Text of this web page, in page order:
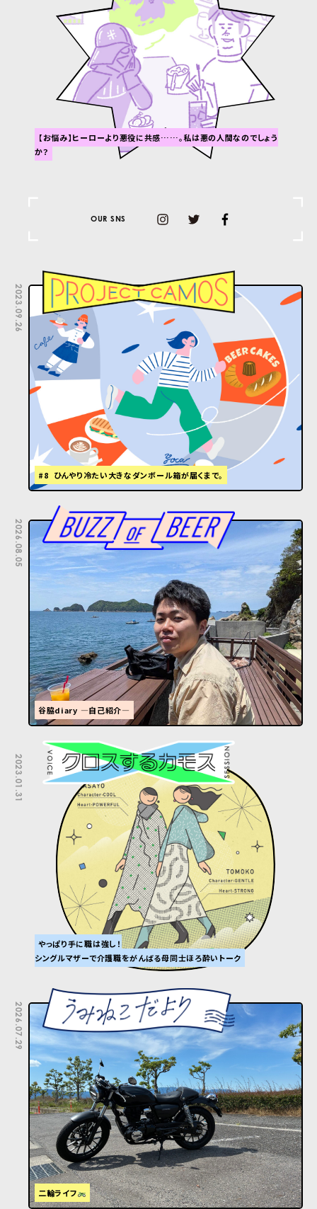
【お悩み】ヒーローより悪役に共感……。私は悪の人間なのでしょう
か？
OUR SNS
2023.09.26
#8 ひんやり冷たい大きなダンボール箱が届くまで。
2026.08.05
谷脇diary ―自己紹介―
2023.01.31
やっぱり手に職は強し！
シングルマザーで介護職をがんばる母同士ほろ酔いトーク
2026.07.29
二輪ライフ